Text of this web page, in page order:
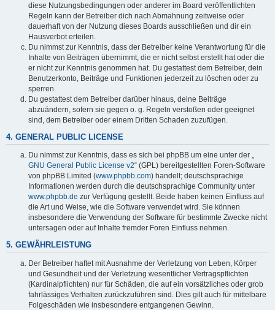
diese Nutzungsbedingungen oder anderer im Board veröffentlichten
Regeln kann der Betreiber dich nach Abmahnung zeitweise oder
dauerhaft von der Nutzung dieses Boards ausschließen und dir ein
Hausverbot erteilen.
Du nimmst zur Kenntnis, dass der Betreiber keine Verantwortung für die
Inhalte von Beiträgen übernimmt, die er nicht selbst erstellt hat oder die
er nicht zur Kenntnis genommen hat. Du gestattest dem Betreiber, dein
Benutzerkonto, Beiträge und Funktionen jederzeit zu löschen oder zu
sperren.
Du gestattest dem Betreiber darüber hinaus, deine Beiträge
abzuändern, sofern sie gegen o. g. Regeln verstoßen oder geeignet
sind, dem Betreiber oder einem Dritten Schaden zuzufügen.
4. GENERAL PUBLIC LICENSE
Du nimmst zur Kenntnis, dass es sich bei phpBB um eine unter der „
GNU General Public License v2“ (GPL) bereitgestellten Foren-Software
von phpBB Limited (www.phpbb.com) handelt; deutschsprachige
Informationen werden durch die deutschsprachige Community unter
www.phpbb.de zur Verfügung gestellt. Beide haben keinen Einfluss auf
die Art und Weise, wie die Software verwendet wird. Sie können
insbesondere die Verwendung der Software für bestimmte Zwecke nicht
untersagen oder auf Inhalte fremder Foren Einfluss nehmen.
5. GEWÄHRLEISTUNG
Der Betreiber haftet mit Ausnahme der Verletzung von Leben, Körper
und Gesundheit und der Verletzung wesentlicher Vertragspflichten
(Kardinalpflichten) nur für Schäden, die auf ein vorsätzliches oder grob
fahrlässiges Verhalten zurückzuführen sind. Dies gilt auch für mittelbare
Folgeschäden wie insbesondere entgangenen Gewinn.